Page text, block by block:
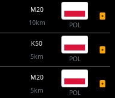
M20
10km
POL
K50
5km
POL
M20
5km
POL